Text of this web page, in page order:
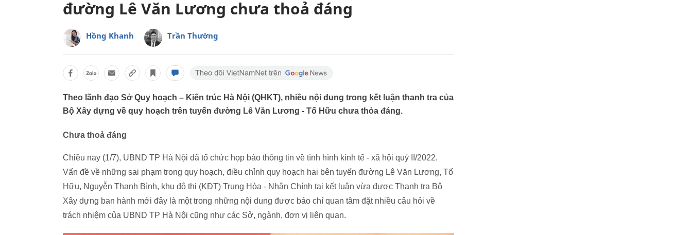
đường Lê Văn Lương chưa thoả đáng
Hồng Khanh Trần Thường
Theo lãnh đạo Sở Quy hoạch – Kiến trúc Hà Nội (QHKT), nhiều nội dung trong kết luận thanh tra của
Bộ Xây dựng về quy hoạch trên tuyến đường Lê Văn Lương - Tố Hữu chưa thỏa đáng.
Chưa thoả đáng
Chiều nay (1/7), UBND TP Hà Nội đã tổ chức họp báo thông tin về tình hình kinh tế - xã hội quý II/2022.
Vấn đề về những sai phạm trong quy hoạch, điều chỉnh quy hoạch hai bên tuyến đường Lê Văn Lương, Tố
Hữu, Nguyễn Thanh Bình, khu đô thị (KĐT) Trung Hòa - Nhân Chính tại kết luận vừa được Thanh tra Bộ
Xây dựng ban hành mới đây là một trong những nội dung được báo chí quan tâm đặt nhiều câu hỏi về
trách nhiệm của UBND TP Hà Nội cũng như các Sở, ngành, đơn vị liên quan.